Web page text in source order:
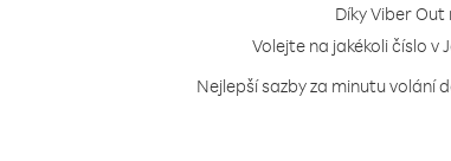
Díky Viber
Volejte na jakékoli číslo v
Nejlepší sazby za minutu volání